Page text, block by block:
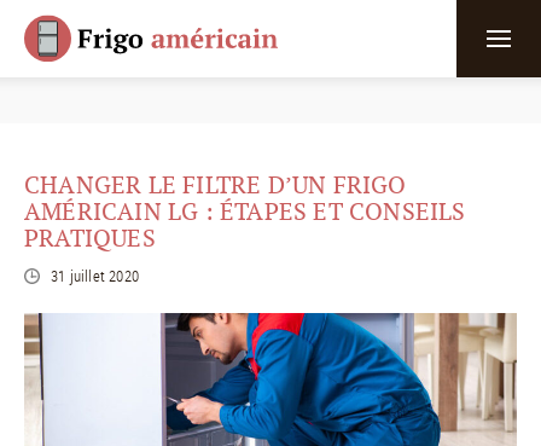
CHANGER LE FILTRE D’UN FRIGO
AMÉRICAIN LG : ÉTAPES ET CONSEILS
PRATIQUES
31 juillet 2020